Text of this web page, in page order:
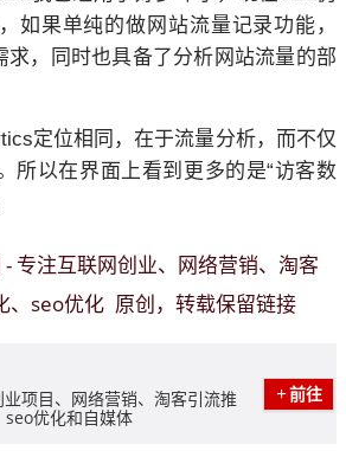
如果单纯的做网站流量记录功能，
求，同时也具备了分析网站流量的部
定位相同，在于流量分析，而不仅
所以在界面上看到更多的是“访客数
- 专注互联网创业、网络营销、淘客
、seo优化 原创，转载保留链接
项目、网络营销、淘客引流推
seo优化和自媒体
前往